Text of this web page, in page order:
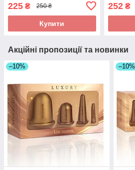
225 ₴ 250 ₴
Купити
252₴
Акційні пропозиції та новинки
–10% –10%